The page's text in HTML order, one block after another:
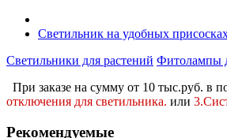
Светильник на удобных
Светильники для растений Фитолампы
При заказе на сумму от 10 тыс.руб. в
отключения для светильника. или
Рекомендуемые